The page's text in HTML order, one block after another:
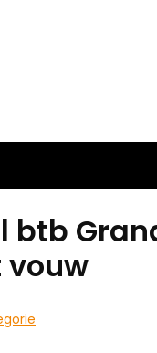
vouw